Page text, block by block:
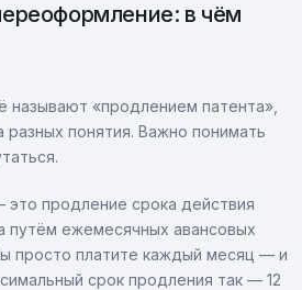
в чём
называют «продлением патента»,
понятия. Важно понимать
это продление срока действия
путём ежемесячных авансовых
просто платите каждый месяц — и
срок продления так — 12